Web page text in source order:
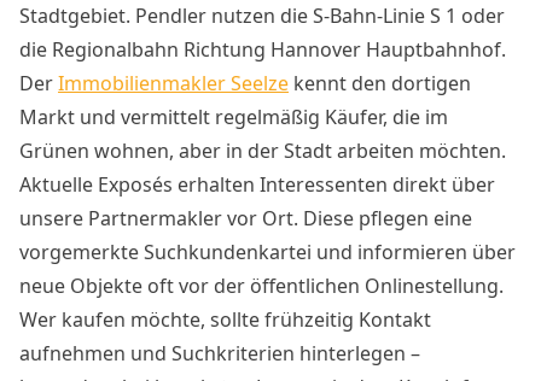
Stadtgebiet. Pendler nutzen die S-Bahn-Linie S 1 oder
die Regionalbahn Richtung Hannover Hauptbahnhof.
DerImmobilienmakler Seelze kennt den dortigen
Markt und vermittelt regelmäßig Käufer, die im
Grünen wohnen, aber in der Stadt arbeiten möchten.
Aktuelle Exposés erhalten Interessenten direkt über
unsere Partnermakler vor Ort. Diese pflegen eine
vorgemerkte Suchkundenkartei und informieren über
neue Objekte oft vor der öffentlichen Onlinestellung.
Wer kaufen möchte, sollte frühzeitig Kontakt
aufnehmen und Suchkriterien hinterlegen –